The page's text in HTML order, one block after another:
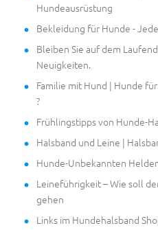
Hundeausrüstung
Bekleidung für Hunde -
Bleiben Sie auf dem
Neuigkeiten.
Familie mit Hund | Hunde
?
Frühlingstipps von Hunde-
Halsband und Leine |
Hunde-Unbekannten
Leineführigkeit – Wie soll
gehen
Links im Hundehalsband